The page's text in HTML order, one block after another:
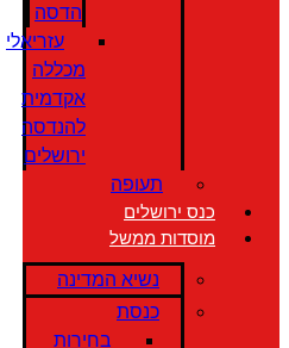
הדסה
עזריאלי
מכללה
אקדמית
להנדסה
ירושלים
תעופה
כנס ירושלים
מוסדות ממשל
נשיא המדינה
כנסת
בחירות